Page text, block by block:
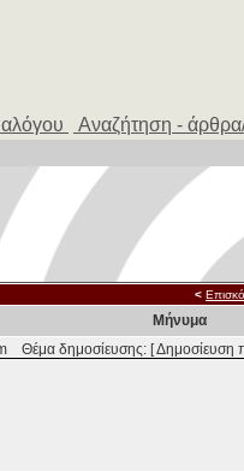
Αναζήτηση -
<
Μήνυμα
Θέμα δημοσίευσης: [ Δημοσίευση